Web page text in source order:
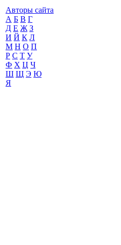
Авторы сайта
А Б В Г
Д Е Ж З
И Й К Л
М Н О П
Р С Т У
Ф Х Ц Ч
Ш Щ Э Ю
Я